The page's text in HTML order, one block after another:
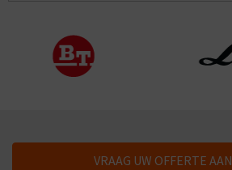
VRAAG UW OFFERTE AAN